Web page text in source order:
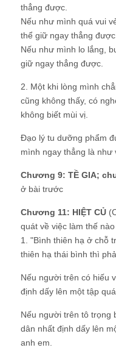
thẳng được.
Nếu như mình quá vui
thể giữ ngay thẳng được.
Nếu như mình lo lắng,
giữ ngay thẳng được.
2. Một khi lòng mình
cũng không thấy, có
không biết mùi vị.
Đạo lý tu dưỡng phẩm
mình ngay thẳng là như
Chương 9: TỀ GIA;
ở bài trước
Chương 11: HIỆT CỦ (
quát về việc làm thế
1. "Bình thiên hạ ở chỗ
thiên hạ thái bình thì
Nếu người trên có hiếu
định dấy lên một tập
Nếu người trên tô trọng
dân nhất định dấy lên
anh em.